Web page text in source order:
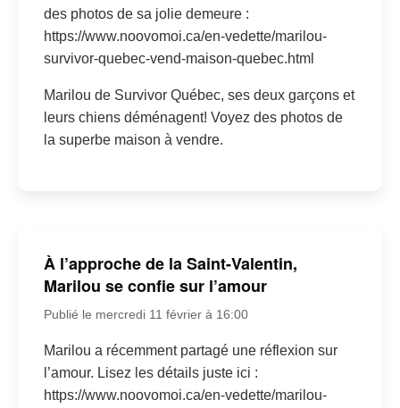
des photos de sa jolie demeure :
https://www.noovomoi.ca/en-vedette/marilou-
survivor-quebec-vend-maison-quebec.html
Marilou de Survivor Québec, ses deux garçons et
leurs chiens déménagent! Voyez des photos de
la superbe maison à vendre.
À l’approche de la Saint-Valentin,
Marilou se confie sur l’amour
Publié le mercredi 11 février à 16:00
Marilou a récemment partagé une réflexion sur
l’amour. Lisez les détails juste ici :
https://www.noovomoi.ca/en-vedette/marilou-